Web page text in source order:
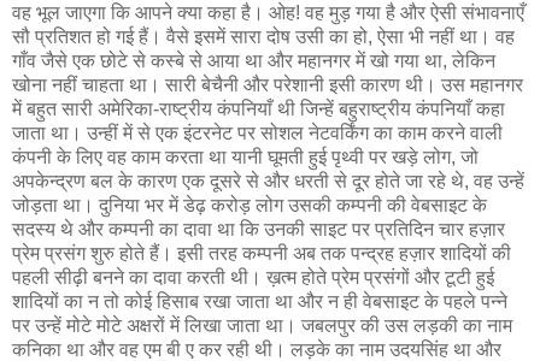
वह भूल जाएगा कि आपने क्या कहा है। ओह! वह मुड़ गया है और ऐसी संभावनाएँ
सौ प्रतिशत हो गई हैं। वैसे इसमें सारा दोष उसी का हो, ऐसा भी नहीं था। वह
गाँव जैसे एक छोटे से कस्बे से आया था और महानगर में खो गया था, लेकिन
खोना नहीं चाहता था। सारी बेचैनी और परेशानी इसी कारण थी। उस महानगर
में बहुत सारी अमेरिका-राष्ट्रीय कंपनियाँ थी जिन्हें बहुराष्ट्रीय कंपनियाँ कहा
जाता था। उन्हीं में से एक इंटरनेट पर सोशल नेटवर्किंग का काम करने वाली
कंपनी के लिए वह काम करता था यानी घूमती हुई पृथ्वी पर खड़े लोग, जो
अपकेन्द्रण बल के कारण एक दूसरे से और धरती से दूर होते जा रहे थे, वह उन्हें
जोड़ता था। दुनिया भर में डेढ़ करोड़ लोग उसकी कम्पनी की वेबसाइट के
सदस्य थे और कम्पनी का दावा था कि उनकी साइट पर प्रतिदिन चार हज़ार
प्रेम प्रसंग शुरु होते हैं। इसी तरह कम्पनी अब तक पन्द्रह हज़ार शादियों की
पहली सीढ़ी बनने का दावा करती थी। ख़त्म होते प्रेम प्रसंगों और टूटी हुई
शादियों का न तो कोई हिसाब रखा जाता था और न ही वेबसाइट के पहले पन्ने
पर उन्हें मोटे मोटे अक्षरों में लिखा जाता था। जबलपुर की उस लड़की का नाम
कनिका था और वह एम बी ए कर रही थी। लड़के का नाम उदयसिंह था और